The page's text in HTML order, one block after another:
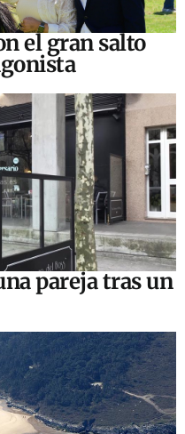
el gran salto
pareja tras un